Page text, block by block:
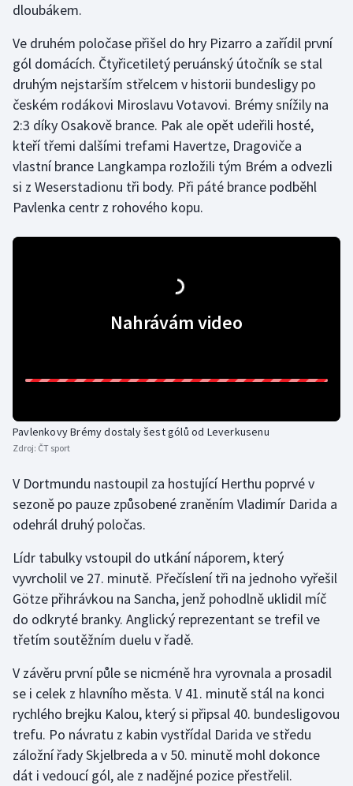
Moderní pětiboj
Motorsport
Olympijské hry
Parasport
Plavání
Sportovní střelba
Stolní tenis
Triatlon
Veslování
Vodní slalom
Volejbal
Ostatní
dloubákem.
Ve druhém poločase přišel do hry Pizarro a zařídil první
gól domácích. Čtyřicetiletý peruánský útočník se stal
druhým nejstarším střelcem v historii bundesligy po
českém rodákovi Miroslavu Votavovi. Brémy snížily na
2:3 díky Osakově brance. Pak ale opět udeřili hosté,
kteří třemi dalšími trefami Havertze, Dragoviče a
vlastní brance Langkampa rozložili tým Brém a odvezli
si z Weserstadionu tři body. Při páté brance podběhl
Pavlenka centr z rohového kopu.
Nahrávám video
Pavlenkovy Brémy dostaly šest gólů od Leverkusenu
Zdroj: ČT sport
V Dortmundu nastoupil za hostující Herthu poprvé v
sezoně po pauze způsobené zraněním Vladimír Darida a
odehrál druhý poločas.
Lídr tabulky vstoupil do utkání náporem, který
vyvrcholil ve 27. minutě. Přečíslení tři na jednoho vyřešil
Götze přihrávkou na Sancha, jenž pohodlně uklidil míč
do odkryté branky. Anglický reprezentant se trefil ve
třetím soutěžním duelu v řadě.
V závěru první půle se nicméně hra vyrovnala a prosadil
se i celek z hlavního města. V 41. minutě stál na konci
rychlého brejku Kalou, který si připsal 40. bundesligovou
trefu. Po návratu z kabin vystřídal Darida ve středu
záložní řady Skjelbreda a v 50. minutě mohl dokonce
dát i vedoucí gól, ale z nadějné pozice přestřelil.